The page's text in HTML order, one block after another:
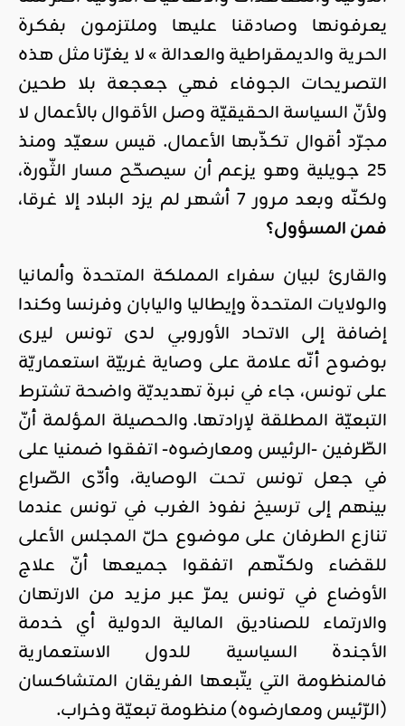
يعرفونها وصادقنا عليها وملتزمون بفكرة
الحرية والديمقراطية والعدالة » لا يغرّنا مثل هذه
التصريحات الجوفاء فهي جعجعة بلا طحين
ولأنّ السياسة الحقيقيّة وصل الأقوال بالأعمال لا
مجرّد أقوال تكذّبها الأعمال. قيس سعيّد ومنذ
25 جويلية وهو يزعم أن سيصحّح مسار الثّورة،
ولكنّه وبعد مرور 7 أشهر لم يزد البلاد إلا غرقا،
فمن المسؤول؟
والقارئ لبيان سفراء المملكة المتحدة وألمانيا
والولايات المتحدة وإيطاليا واليابان وفرنسا وكندا
إضافة إلى الاتحاد الأوروبي لدى تونس ليرى
بوضوح أنّه علامة على وصاية غربيّة استعماريّة
على تونس، جاء في نبرة تهديديّة واضحة تشترط
التبعيّة المطلقة لإرادتها. والحصيلة المؤلمة أنّ
الطّرفين -الرئيس ومعارضوه- اتفقوا ضمنيا على
في جعل تونس تحت الوصاية، وأدّى الصّراع
بينهم إلى ترسيخ نفوذ الغرب في تونس عندما
تنازع الطرفان على موضوع حلّ المجلس الأعلى
للقضاء ولكنّهم اتفقوا جميعها أنّ علاج
الأوضاع في تونس يمرّ عبر مزيد من الارتهان
والارتماء للصناديق المالية الدولية أي خدمة
الأجندة السياسية للدول الاستعمارية
فالمنظومة التي يتّبعها الفريقان المتشاكسان
(الرّئيس ومعارضوه) منظومة تبعيّة وخراب.